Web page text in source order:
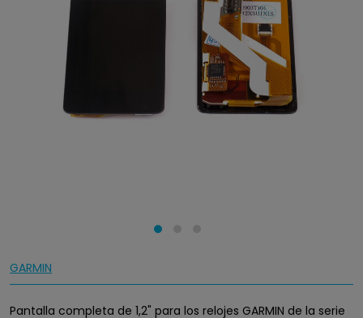
GARMIN
Pantalla completa de 1,2" para los relojes GARMIN de la serie